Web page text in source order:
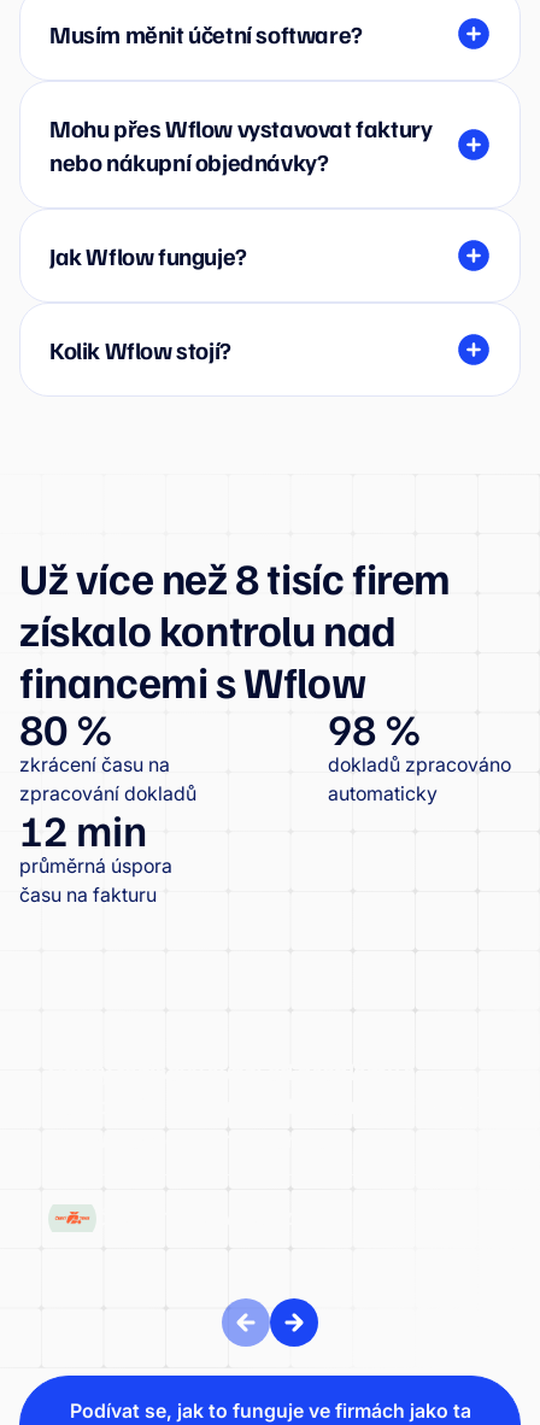
Musím měnit účetní software?
Mohu přes Wflow vystavovat faktury
nebo nákupní objednávky?
Jak Wflow funguje?
Kolik Wflow stojí?
Už více než 8 tisíc firem
získalo kontrolu nad
financemi s Wflow
80 %
zkrácení času na
zpracování dokladů
98 %
dokladů zpracováno
automaticky
12 min
průměrná úspora
času na fakturu
Český tenisový svaz: od problémů s
Podívat se, jak to funguje ve firmách jako ta